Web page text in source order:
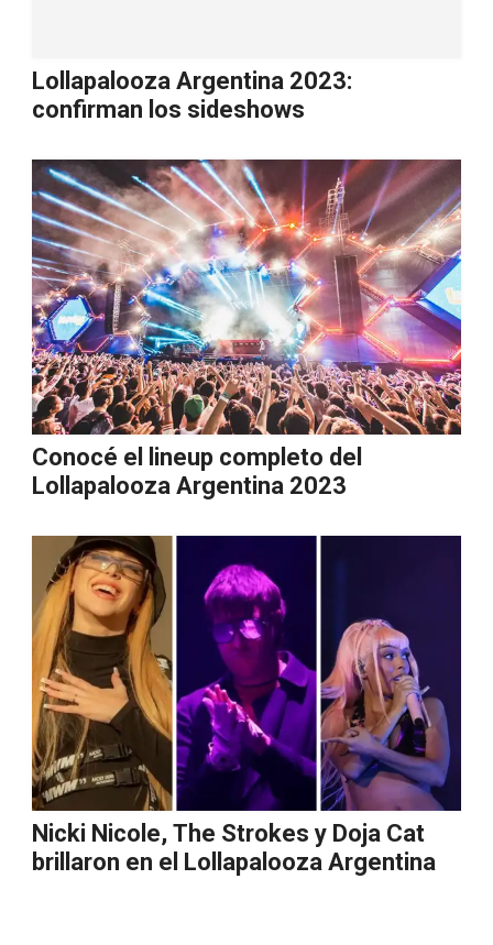
Lollapalooza Argentina 2023:
confirman los sideshows
Conocé el lineup completo del
Lollapalooza Argentina 2023
Nicki Nicole, The Strokes y Doja Cat
brillaron en el Lollapalooza Argentina